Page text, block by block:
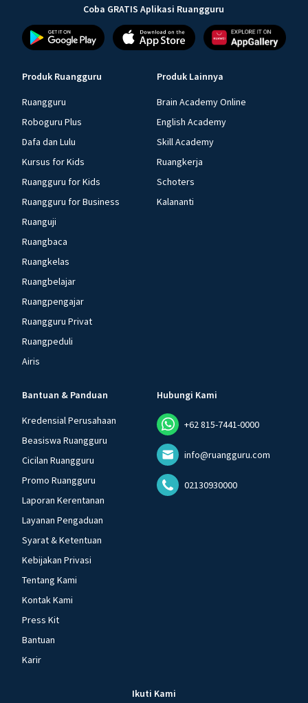
Coba GRATIS Aplikasi Ruangguru
Produk Ruangguru
Ruangguru
Roboguru Plus
Dafa dan Lulu
Kursus for Kids
Ruangguru for Kids
Ruangguru for Business
Ruanguji
Ruangbaca
Ruangkelas
Ruangbelajar
Ruangpengajar
Ruangguru Privat
Ruangpeduli
Airis
Produk Lainnya
Brain Academy Online
English Academy
Skill Academy
Ruangkerja
Schoters
Kalananti
Bantuan & Panduan
Kredensial Perusahaan
Beasiswa Ruangguru
Cicilan Ruangguru
Promo Ruangguru
Laporan Kerentanan
Layanan Pengaduan
Syarat & Ketentuan
Kebijakan Privasi
Tentang Kami
Kontak Kami
Press Kit
Bantuan
Karir
Hubungi Kami
+62 815-7441-0000
info@ruangguru.com
02130930000
Ikuti Kami